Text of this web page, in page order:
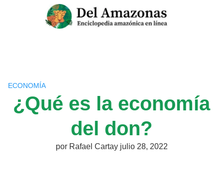
ECONOMÍA
¿Qué es la economía
del don?
por Rafael Cartay julio 28, 2022